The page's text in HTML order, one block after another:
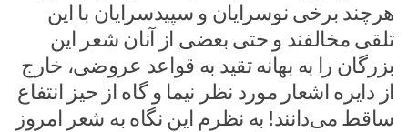
هرچند برخی نوسرایان و سپیدسرایان با این
تلقی مخالفند و حتی بعضی از آنان شعر این
بزرگان را به بهانه‌ تقید به قواعد عروضی، خارج
از دایره اشعار مورد نظر نیما و گاه از حیز انتفاع
ساقط می‌دانند! به نظرم این نگاه به شعر امروز